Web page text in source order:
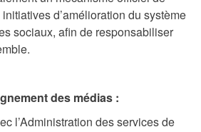
d’amélioration du système
sociaux, afin de responsabiliser
des médias :
l’Administration des services de